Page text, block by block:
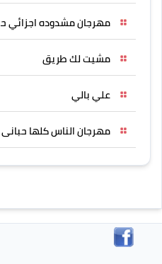
مهرجان مشدوده اجزائي حربونى
مشيت لك طريق
علي بالي
مهرجان الناس كلها حبانى